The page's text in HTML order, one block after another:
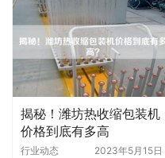
揭秘！潍坊热收缩包装机
价格到底有多高
行业动态 2023年5月15日